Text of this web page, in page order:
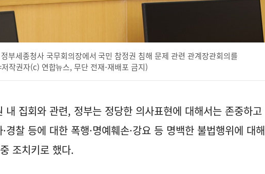
부세종청사 국무회의장에서 국민 참정권 침해 문제 관련 관계장관회의를
작권자(c) 연합뉴스, 무단 전재-재배포 금지)
내 집회와 관련, 정부는 정당한 의사표현에 대해서는 존중하고
경찰 등에 대한 폭행·명예훼손·강요 등 명백한 불법행위에 대해
조치키로 했다.